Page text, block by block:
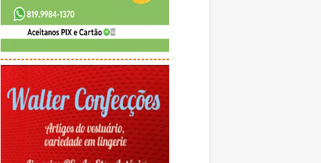
-----------------------------------------